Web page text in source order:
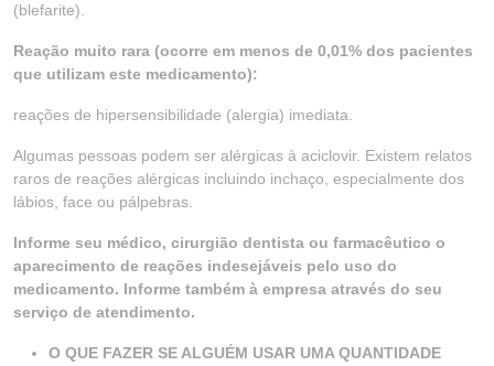
(blefarite).
Reação muito rara (ocorre em menos de 0,01% dos pacientes
que utilizam este medicamento):
reações de hipersensibilidade (alergia) imediata.
Algumas pessoas podem ser alérgicas à aciclovir. Existem relatos
raros de reações alérgicas incluindo inchaço, especialmente dos
lábios, face ou pálpebras.
Informe seu médico, cirurgião dentista ou farmacêutico o
aparecimento de reações indesejáveis pelo uso do
medicamento. Informe também à empresa através do seu
serviço de atendimento.
O QUE FAZER SE ALGUÉM USAR UMA QUANTIDADE